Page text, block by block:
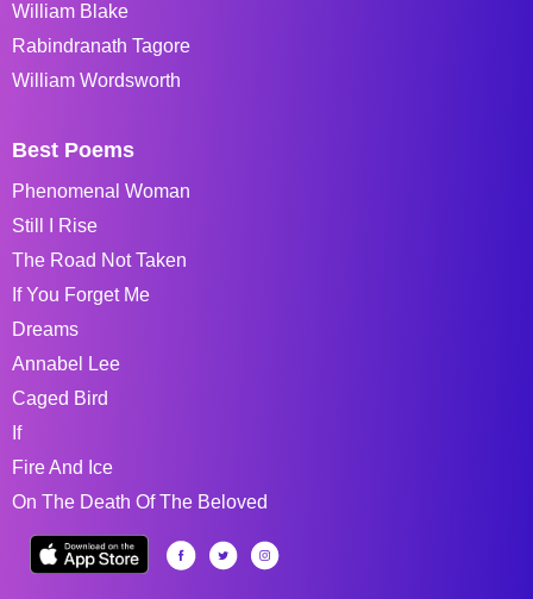
William Blake
Rabindranath Tagore
William Wordsworth
Best Poems
Phenomenal Woman
Still I Rise
The Road Not Taken
If You Forget Me
Dreams
Annabel Lee
Caged Bird
If
Fire And Ice
On The Death Of The Beloved